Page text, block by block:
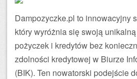
Dampozyczke.pl to innowacyjny
który wyróżnia się swoją
pożyczek i kredytów bez
zdolności kredytowej w Biurze
(BIK). Ten nowatorski podejście